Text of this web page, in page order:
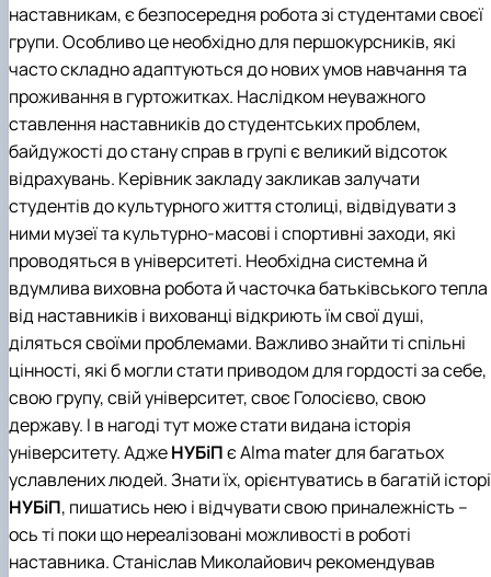
наставникам, є безпосередня робота зі студентами своєї
групи. Особливо це необхідно для першокурсників, які
часто складно адаптуються до нових умов навчання та
проживання в гуртожитках. Наслідком неуважного
ставлення наставників до студентських проблем,
байдужості до стану справ в групі є великий відсоток
відрахувань. Керівник закладу закликав залучати
студентів до культурного життя столиці, відвідувати з
ними музеї та культурно-масові і спортивні заходи, які
проводяться в університеті. Необхідна системна й
вдумлива виховна робота й часточка батьківського тепла
від наставників і вихованці відкриють їм свої душі,
діляться своїми проблемами. Важливо знайти ті спільні
цінності, які б могли стати приводом для гордості за себе,
свою групу, свій університет, своє Голосієво, свою
державу. І в нагоді тут може стати видана історія
університету. АджеНУБіПє Аlma mater для багатьох
уславлених людей. Знати їх, орієнтуватись в багатій
НУБіП, пишатись нею і відчувати свою приналежність –
ось ті поки що нереалізовані можливості в роботі
наставника. Станіслав Миколайович рекомендував